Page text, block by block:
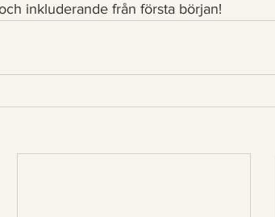
inkluderande från första början!